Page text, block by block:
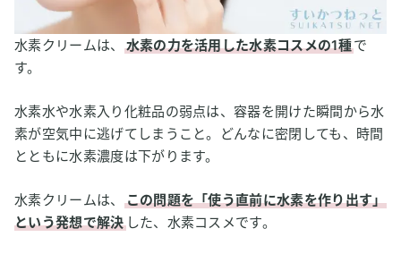
水素クリームは、 水素の力を活用した水素コスメの1種で
す。
水素水や水素入り化粧品の弱点は、容器を開けた瞬間から水
素が空気中に逃げてしまうこと。どんなに密閉しても、時間
とともに水素濃度は下がります。
水素クリームは、
この問題を「使う直前に水素を作り出す」
という発想で解決した、水素コスメです。